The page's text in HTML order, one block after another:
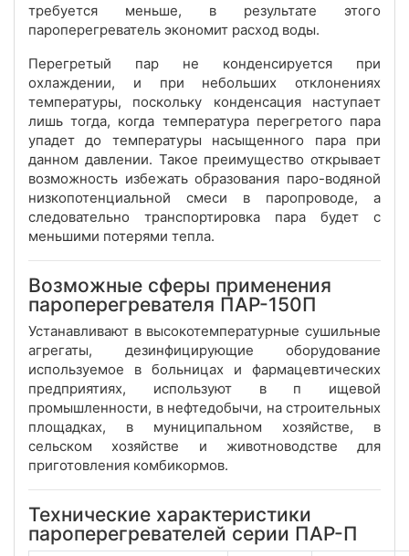
требуется меньше, в результате этого
пароперегреватель экономит расход воды.
Перегретый пар не конденсируется при
охлаждении, и при небольших отклонениях
температуры, поскольку конденсация наступает
лишь тогда, когда температура перегретого пара
упадет до температуры насыщенного пара при
данном давлении. Такое преимущество открывает
возможность избежать образования паро-водяной
низкопотенциальной смеси в паропроводе, а
следовательно транспортировка пара будет с
меньшими потерями тепла.
Возможные сферы применения
пароперегревателя ПАР-150П
Устанавливают в высокотемпературные сушильные
агрегаты, дезинфицирующие оборудование
используемое в больницах и фармацевтических
предприятиях, используют в п ищевой
промышленности, в нефтедобычи, на строительных
площадках, в муниципальном хозяйстве, в
сельском хозяйстве и животноводстве для
приготовления комбикормов.
Технические характеристики
пароперегревателей серии ПАР-П